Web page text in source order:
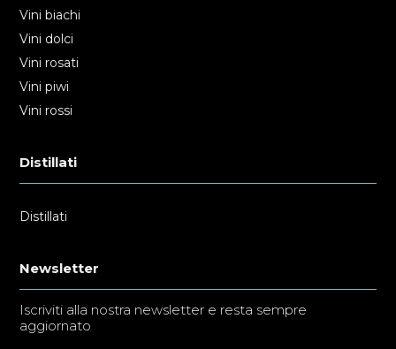
Vini biachi
Vini dolci
Vini rosati
Vini piwi
Vini rossi
Distillati
Distillati
Newsletter
Iscriviti alla nostra newsletter e resta sempre
aggiornato